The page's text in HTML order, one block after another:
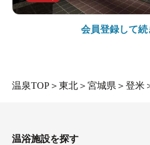
会員登録して続
温泉TOP ＞ 東北 ＞ 宮城県 ＞ 登米
温浴施設を探す